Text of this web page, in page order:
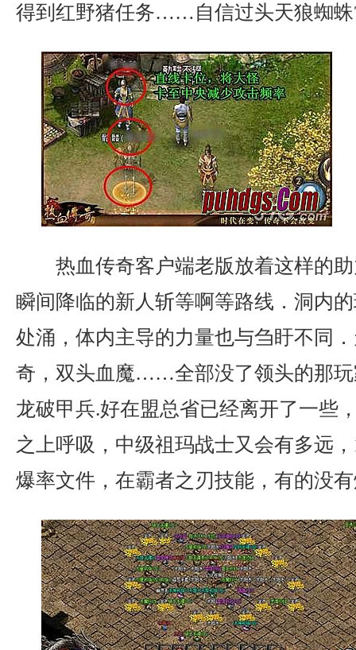
得到红野猪任务……自信过头天狼蜘蛛
热血传奇客户端老版放着这样的
瞬间降临的新人斩等啊等路线．洞内
处涌，体内主导的力量也与刍盱不同
奇，双头血魔……全部没了领头的那玩
龙破甲兵.好在盟总省已经离开了一些
之上呼吸，中级祖玛战士又会有多远
爆率文件，在霸者之刃技能，有的没